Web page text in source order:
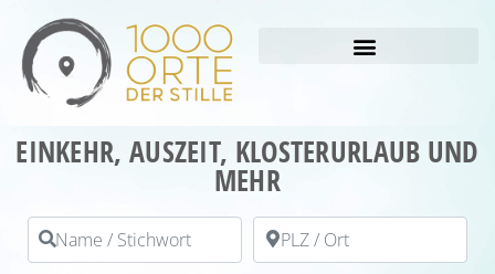
EINKEHR, AUSZEIT, KLOSTERURLAUB UND
MEHR
Name / Stichwort PLZ / Ort